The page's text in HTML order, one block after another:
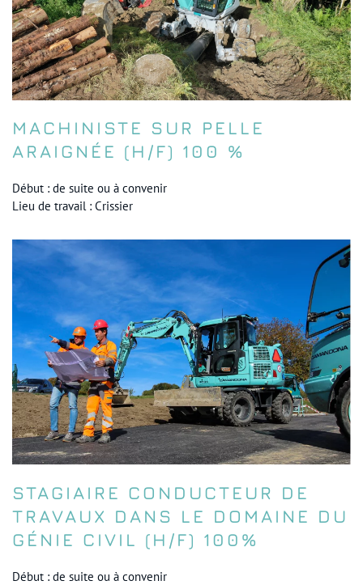
MACHINISTE SUR PELLE
ARAIGNÉE (H/F) 100 %
Début : de suite ou à convenir
Lieu de travail : Crissier
STAGIAIRE CONDUCTEUR DE
TRAVAUX DANS LE DOMAINE DU
GÉNIE CIVIL (H/F) 100%
Début : de suite ou à convenir